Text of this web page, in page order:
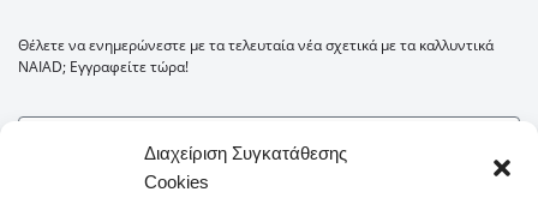
Διαχείριση Συγκατάθεσης
Cookies
Θέλετε να ενημερώνεστε με τα τελευταία νέα σχετικά με τα καλλυντικά
NAIAD; Εγγραφείτε τώρα!